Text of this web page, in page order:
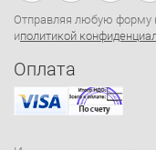
Отправляя любую форму
иполитикой
Оплата